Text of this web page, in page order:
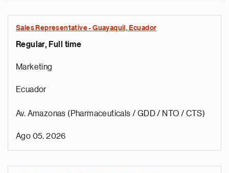
Sales Representative - Guayaquil, Ecuador
Regular, Full time
Marketing
Ecuador
Av. Amazonas (Pharmaceuticals / GDD / NTO / CTS)
Ago 05, 2026